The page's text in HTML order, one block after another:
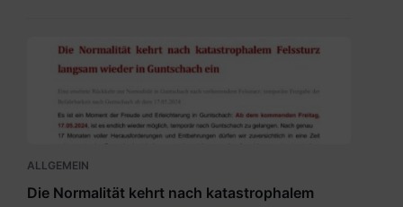
20240515
Newsletter
Befahrbarkeit
15.5.2024.pdf
ALLGEMEIN
Die Normalität kehrt nach katastrophalem